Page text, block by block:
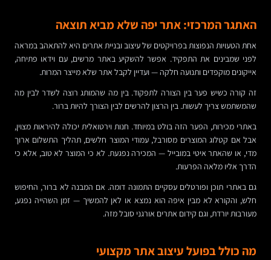
האתגר המרכזי: אתר יפה שלא מביא תוצאה
אחת הטעויות הנפוצות בפרויקטים של עיצוב ובניית אתרים היא להתאהב במראה
לפני שמבינים את התפקיד. אפשר להשקיע באתר מרשים, עם וידאו פתיחה,
אייקונים מוקפדים ותנועה חלקה — ועדיין לקבל אתר שלא מייצר המרות.
זה קורה כשיש פער בין הצורה לתפקוד. בין מה שהמותג רוצה לשדר לבין מה
שהמשתמש צריך לעשות. בין הרצון להרשים לבין הצורך להיות ברור.
באתרי מכירות, הפער הזה בולט במיוחד. חנות וירטואלית יכולה להיראות מצוין,
אבל אם קטלוג המוצרים מסורבל, עמודי המוצר חלשים, תהליך התשלום ארוך
מדי, או שהאתר איטי במובייל — המכירה נפגעת. לא כי המוצר לא טוב, אלא כי
הדרך אליו מלאה הפרעות.
גם באתרי תוכן ופורטלים עסקיים התמונה דומה. אם המבנה לא ברור, החיפוש
חלש, והקורא לא מבין איפה הוא נמצא או לאן להמשיך — זמן השהייה נפגע,
מעורבות יורדת, וגם קידום אתרים אורגני סובל מזה.
מה כולל בפועל עיצוב אתר מקצועי